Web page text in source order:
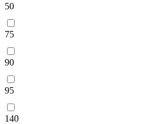
50
75
90
95
140